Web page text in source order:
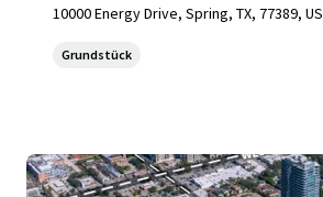
10000 Energy Drive, Spring, TX, 77389, US
Grundstück